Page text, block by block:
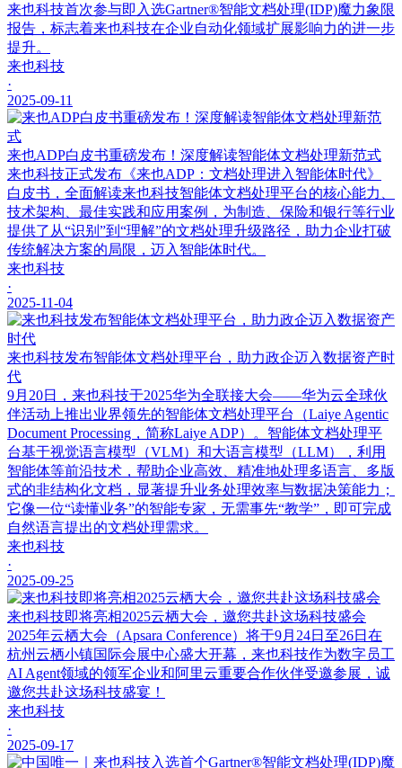
来也科技首次参与即入选Gartner®智能文档处理(IDP)魔力象限
报告，标志着来也科技在企业自动化领域扩展影响力的进一步
提升。
来也科技
·
2025-09-11
来也ADP白皮书重磅发布！深度解读智能体文档处理新范式
来也科技正式发布《来也ADP：文档处理进入智能体时代》
白皮书，全面解读来也科技智能体文档处理平台的核心能力、
技术架构、最佳实践和应用案例，为制造、保险和银行等行业
提供了从“识别”到“理解”的文档处理升级路径，助力企业打破
传统解决方案的局限，迈入智能体时代。
来也科技
·
2025-11-04
来也科技发布智能体文档处理平台，助力政企迈入数据资产时
代
9月20日，来也科技于2025华为全联接大会——华为云全球伙
伴活动上推出业界领先的智能体文档处理平台（Laiye Agentic
Document Processing，简称Laiye ADP）。智能体文档处理平
台基于视觉语言模型（VLM）和大语言模型（LLM），利用
智能体等前沿技术，帮助企业高效、精准地处理多语言、多版
式的非结构化文档，显著提升业务处理效率与数据决策能力；
它像一位“读懂业务”的智能专家，无需事先“教学”，即可完成
自然语言提出的文档处理需求。
来也科技
·
2025-09-25
来也科技即将亮相2025云栖大会，邀您共赴这场科技盛会
2025年云栖大会（Apsara Conference）将于9月24日至26日在
杭州云栖小镇国际会展中心盛大开幕，来也科技作为数字员工
AI Agent领域的领军企业和阿里云重要合作伙伴受邀参展，诚
邀您共赴这场科技盛宴！
来也科技
·
2025-09-17